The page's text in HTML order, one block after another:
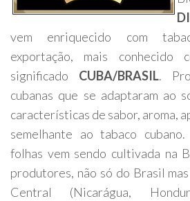
vem enriquecido com
exportação, mais conhecido
significado CUBA/BRASIL.
cubanas que se adaptaram ao
características de sabor, aroma,
semelhante ao tabaco
folhas vem sendo cultivada na
produtores, não só do Brasil
Central (Nicarágua,